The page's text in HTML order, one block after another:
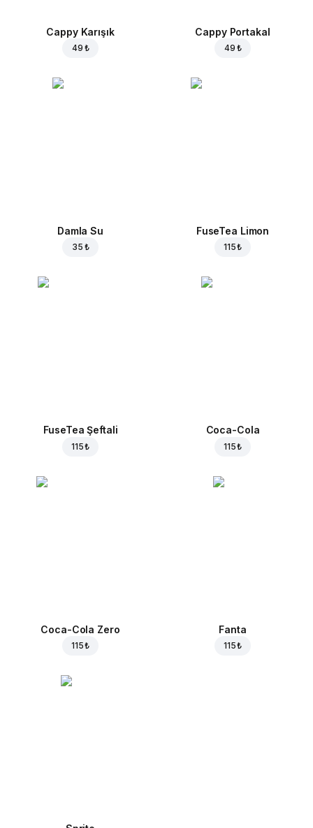
Cappy Karışık
49 ₺
Cappy Portakal
49 ₺
Damla Su
35 ₺
FuseTea Limon
115 ₺
FuseTea Şeftali
115 ₺
Coca-Cola
115 ₺
Coca-Cola Zero
115 ₺
Fanta
115 ₺